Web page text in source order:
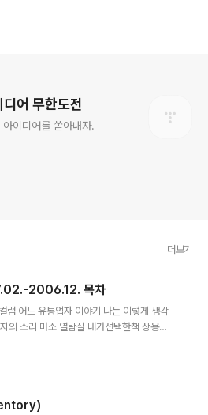
어 무한도전
이디어를 쏟아내자.
더보기
2006.12. 목차
어느 유통업자 이야기 나는 이렇게 생각
소리 마소 열람실 내가선택한책 상용소
원리구현 메일 클라이언트 제작
빌더 내부 탐험 한글 전자사전 개발과 응